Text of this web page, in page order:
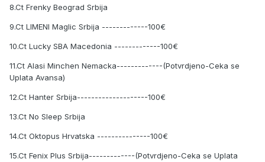
8.Ct Frenky Beograd Srbija
9.Ct LIMENI Maglic Srbija -------------100€
10.Ct Lucky SBA Macedonia -------------100€
11.Ct Alasi Minchen Nemacka-------------(Potvrdjeno-Ceka se
Uplata Avansa)
12.Ct Hanter Srbija--------------------100€
13.Ct No Sleep Srbija
14.Ct Oktopus Hrvatska ---------------100€
15.Ct Fenix Plus Srbija-------------(Potvrdjeno-Ceka se Uplata